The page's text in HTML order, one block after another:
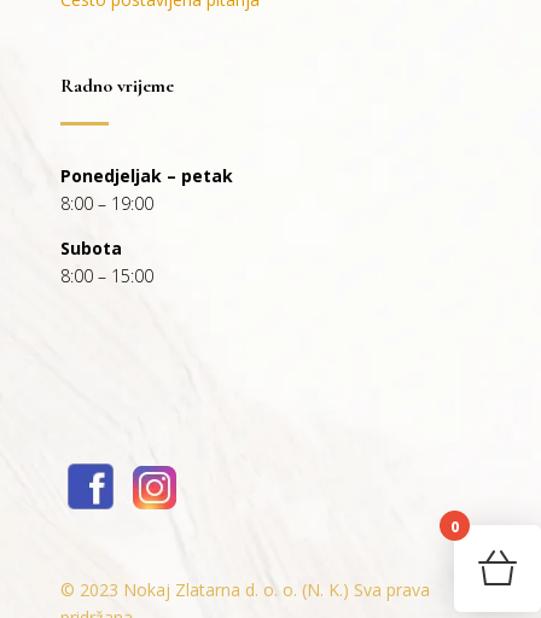
Radno vrijeme
Ponedjeljak – petak
8:00 – 19:00
Subota
8:00 – 15:00
© 2023 Nokaj Zlatarna d. o. o. (N. K.) Sva prava
0